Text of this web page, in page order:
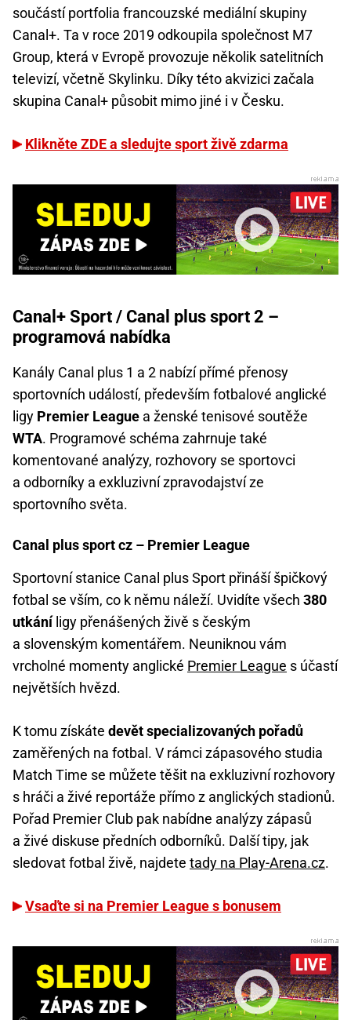
součástí portfolia francouzské mediální skupiny
Canal+. Ta v roce 2019 odkoupila společnost M7
Group, která v Evropě provozuje několik satelitních
televizí, včetně Skylinku. Díky této akvizici začala
skupina Canal+ působit mimo jiné i v Česku.
Klikněte ZDE a sledujte sport živě zdarma
Canal+ Sport / Canal plus sport 2 –
programová nabídka
Kanály Canal plus 1 a 2 nabízí přímé přenosy
sportovních událostí, především fotbalové anglické
ligy Premier League a ženské tenisové soutěže
WTA. Programové schéma zahrnuje také
komentované analýzy, rozhovory se sportovci
a odborníky a exkluzivní zpravodajství ze
sportovního světa.
Canal plus sport cz – Premier League
Sportovní stanice Canal plus Sport přináší špičkový
fotbal se vším, co k němu náleží. Uvidíte všech 380
utkání ligy přenášených živě s českým
a slovenským komentářem. Neuniknou vám
vrcholné momenty anglické Premier League s účastí
největších hvězd.
K tomu získáte devět specializovaných pořadů
zaměřených na fotbal. V rámci zápasového studia
Match Time se můžete těšit na exkluzivní rozhovory
s hráči a živé reportáže přímo z anglických stadionů.
Pořad Premier Club pak nabídne analýzy zápasů
a živé diskuse předních odborníků. Další tipy, jak
sledovat fotbal živě, najdete tady na Play-Arena.cz.
Vsaďte si na Premier League s bonusem